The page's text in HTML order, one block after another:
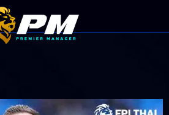
ลาปิดฉาก 12 ปีกับหงส์แดง ย้าย